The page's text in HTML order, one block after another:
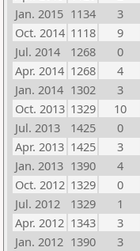
Jan. 2015 1134 3
Oct. 2014 1118 9
Jul. 2014
1268 0
Apr. 2014 1268 4
Jan. 2014 1302 3
Oct. 2013 1329 10
Jul. 2013
1425 0
Apr. 2013 1425 3
Jan. 2013 1390 4
Oct. 2012 1329 0
Jul. 2012
1329 1
Apr. 2012 1343 3
Jan. 2012 1390 3